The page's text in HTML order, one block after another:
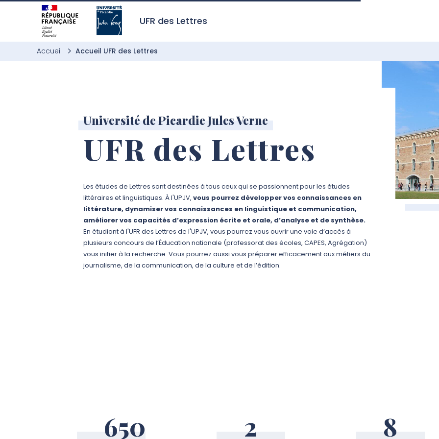
Aller à l’entête de page
Aller au menu principale
Aller au contenu principal
Aller à la recherche
Passer aux cookies
Aller au pied de page
UFR des Lettres
Accueil Accueil UFR des Lettres
Université de Picardie Jules Verne
UFR des Lettres
Les études de Lettres sont destinées à tous ceux qui se passionnent pour les études
littéraires et linguistiques. À l'UPJV, vous pourrez développer vos connaissances en
littérature, dynamiser vos connaissances en linguistique et communication,
améliorer vos capacités d’expression écrite et orale, d’analyse et de synthèse.
En étudiant à l'UFR des Lettres de l'UPJV, vous pourrez vous ouvrir une voie d’accès à
plusieurs concours de l’Éducation nationale (professorat des écoles, CAPES, Agrégation)
vous initier à la recherche. Vous pourrez aussi vous préparer efficacement aux métiers du
journalisme, de la communication, de la culture et de l’édition.
650 2 8